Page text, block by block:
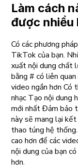
Làm cách
được nhiều
Có các phương
TikTok của bạn.
xuất nội dung chất
bằng # có liên
video ngắn hơn Có
nhạc Tạo nội dung
mới nhất Đảm bảo
này sẽ mang lại
thao túng hệ
cao hơn để các
nội dung của bạn
hơn.